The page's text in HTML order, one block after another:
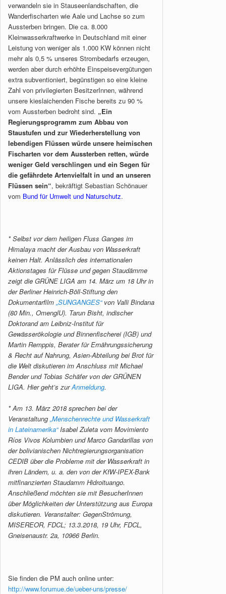
verwandeln sie in Stauseenlandschaften, die
Wanderfischarten wie Aale und Lachse so zum
Aussterben bringen. Die ca. 8.000
Kleinwasserkraftwerke in Deutschland mit einer
Leistung von weniger als 1.000 KW können nicht
mehr als 0,5 % unseres Strombedarfs erzeugen,
werden aber durch erhöhte Einspeisevergütungen
extra subventioniert, begünstigen so eine kleine
Zahl von privilegierten BesitzerInnen, während
unsere kieslaichenden Fische bereits zu 90 %
vom Aussterben bedroht sind. „Ein
Regierungsprogramm zum Abbau von
Staustufen und zur Wiederherstellung von
lebendigen Flüssen würde unsere heimischen
Fischarten vor dem Aussterben retten, würde
weniger Geld verschlingen und ein Segen für
die gefährdete Artenvielfalt in und an unseren
Flüssen sein“, bekräftigt Sebastian Schönauer
vom Bund für Umwelt und Naturschutz.
* Selbst vor dem heiligen Fluss Ganges im
Himalaya macht der Ausbau von Wasserkraft
keinen Halt. Anlässlich des internationalen
Aktionstages für Flüsse und gegen Staudämme
zeigt die GRÜNE LIGA am 14. März um 18 Uhr in
der Berliner Heinrich-Böll-Stiftung den
Dokumentarfilm „SUNGANGES“von Valli Bindana
(80 Min., OmenglU). Tarun Bisht, indischer
Doktorand am Leibniz-Institut für
Gewässerökologie und Binnenfischerei (IGB) und
Martin Remppis, Berater für Ernährungssicherung
& Recht auf Nahrung, Asien-Abteilung bei Brot für
die Welt diskutieren im Anschluss mit Michael
Bender und Tobias Schäfer von der GRÜNEN
LIGA. Hier geht’s zurAnmeldung.
* Am 13. März 2018 sprechen bei der
Veranstaltung „Menschenrechte und Wasserkraft
in Lateinamerika“Isabel Zuleta vom Movimiento
Ríos Vivos Kolumbien und Marco Gandarillas von
der bolivianischen Nichtregierungsorganisation
CEDIB über die Probleme mit der Wasserkraft in
ihren Ländern, u. a. den von der KfW-IPEX-Bank
mitfinanzierten Staudamm Hidroituango.
Anschließend möchten sie mit BesucherInnen
über Möglichkeiten der Unterstützung aus Europa
diskutieren. Veranstalter: GegenStrömung,
MISEREOR, FDCL; 13.3.2018, 19 Uhr, FDCL,
Gneisenaustr. 2a, 10966 Berlin.
Sie finden die PM auch online unter:
http://www.forumue.de/ueber-uns/presse/